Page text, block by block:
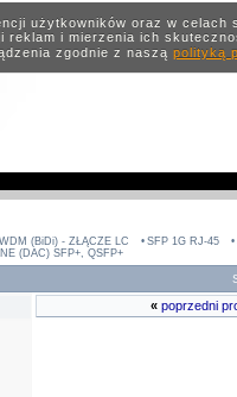
użytkowników oraz w celach
reklam i mierzenia ich
zgodnie z naszą polityką
(BiDi) - ZŁĄCZE LC SFP 1G RJ-45
(DAC) SFP+, QSFP+
« poprzedni